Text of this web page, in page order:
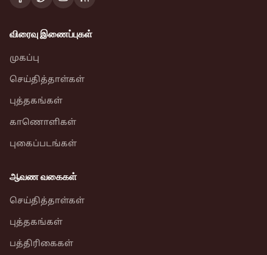
விரைவு இணைப்புகள்
முகப்பு
செய்தித்தாள்கள்
புத்தகங்கள்
காணொளிகள்
புகைப்படங்கள்
ஆவண வகைகள்
செய்தித்தாள்கள்
புத்தகங்கள்
பத்திரிகைகள்